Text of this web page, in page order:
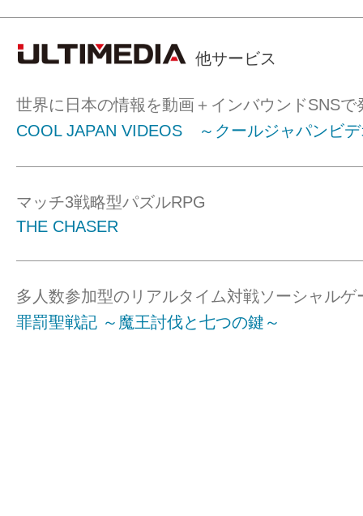
他サービス
世界に日本の情報を動画＋インバウンドSNSで
COOL JAPAN VIDEOS ～クールジャパンビ
マッチ3戦略型パズルRPG
THE CHASER
多人数参加型のリアルタイム対戦ソーシャルゲ
罪罰聖戦記 ～魔王討伐と七つの鍵～